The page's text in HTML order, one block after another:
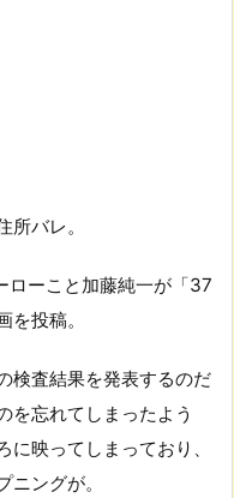
バレ。
ーこと加藤純一が「37
投稿。
検査結果を発表するのだ
を忘れてしまったよう
映ってしまっており、
ングが。